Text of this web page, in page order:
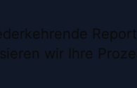
wir Ihre